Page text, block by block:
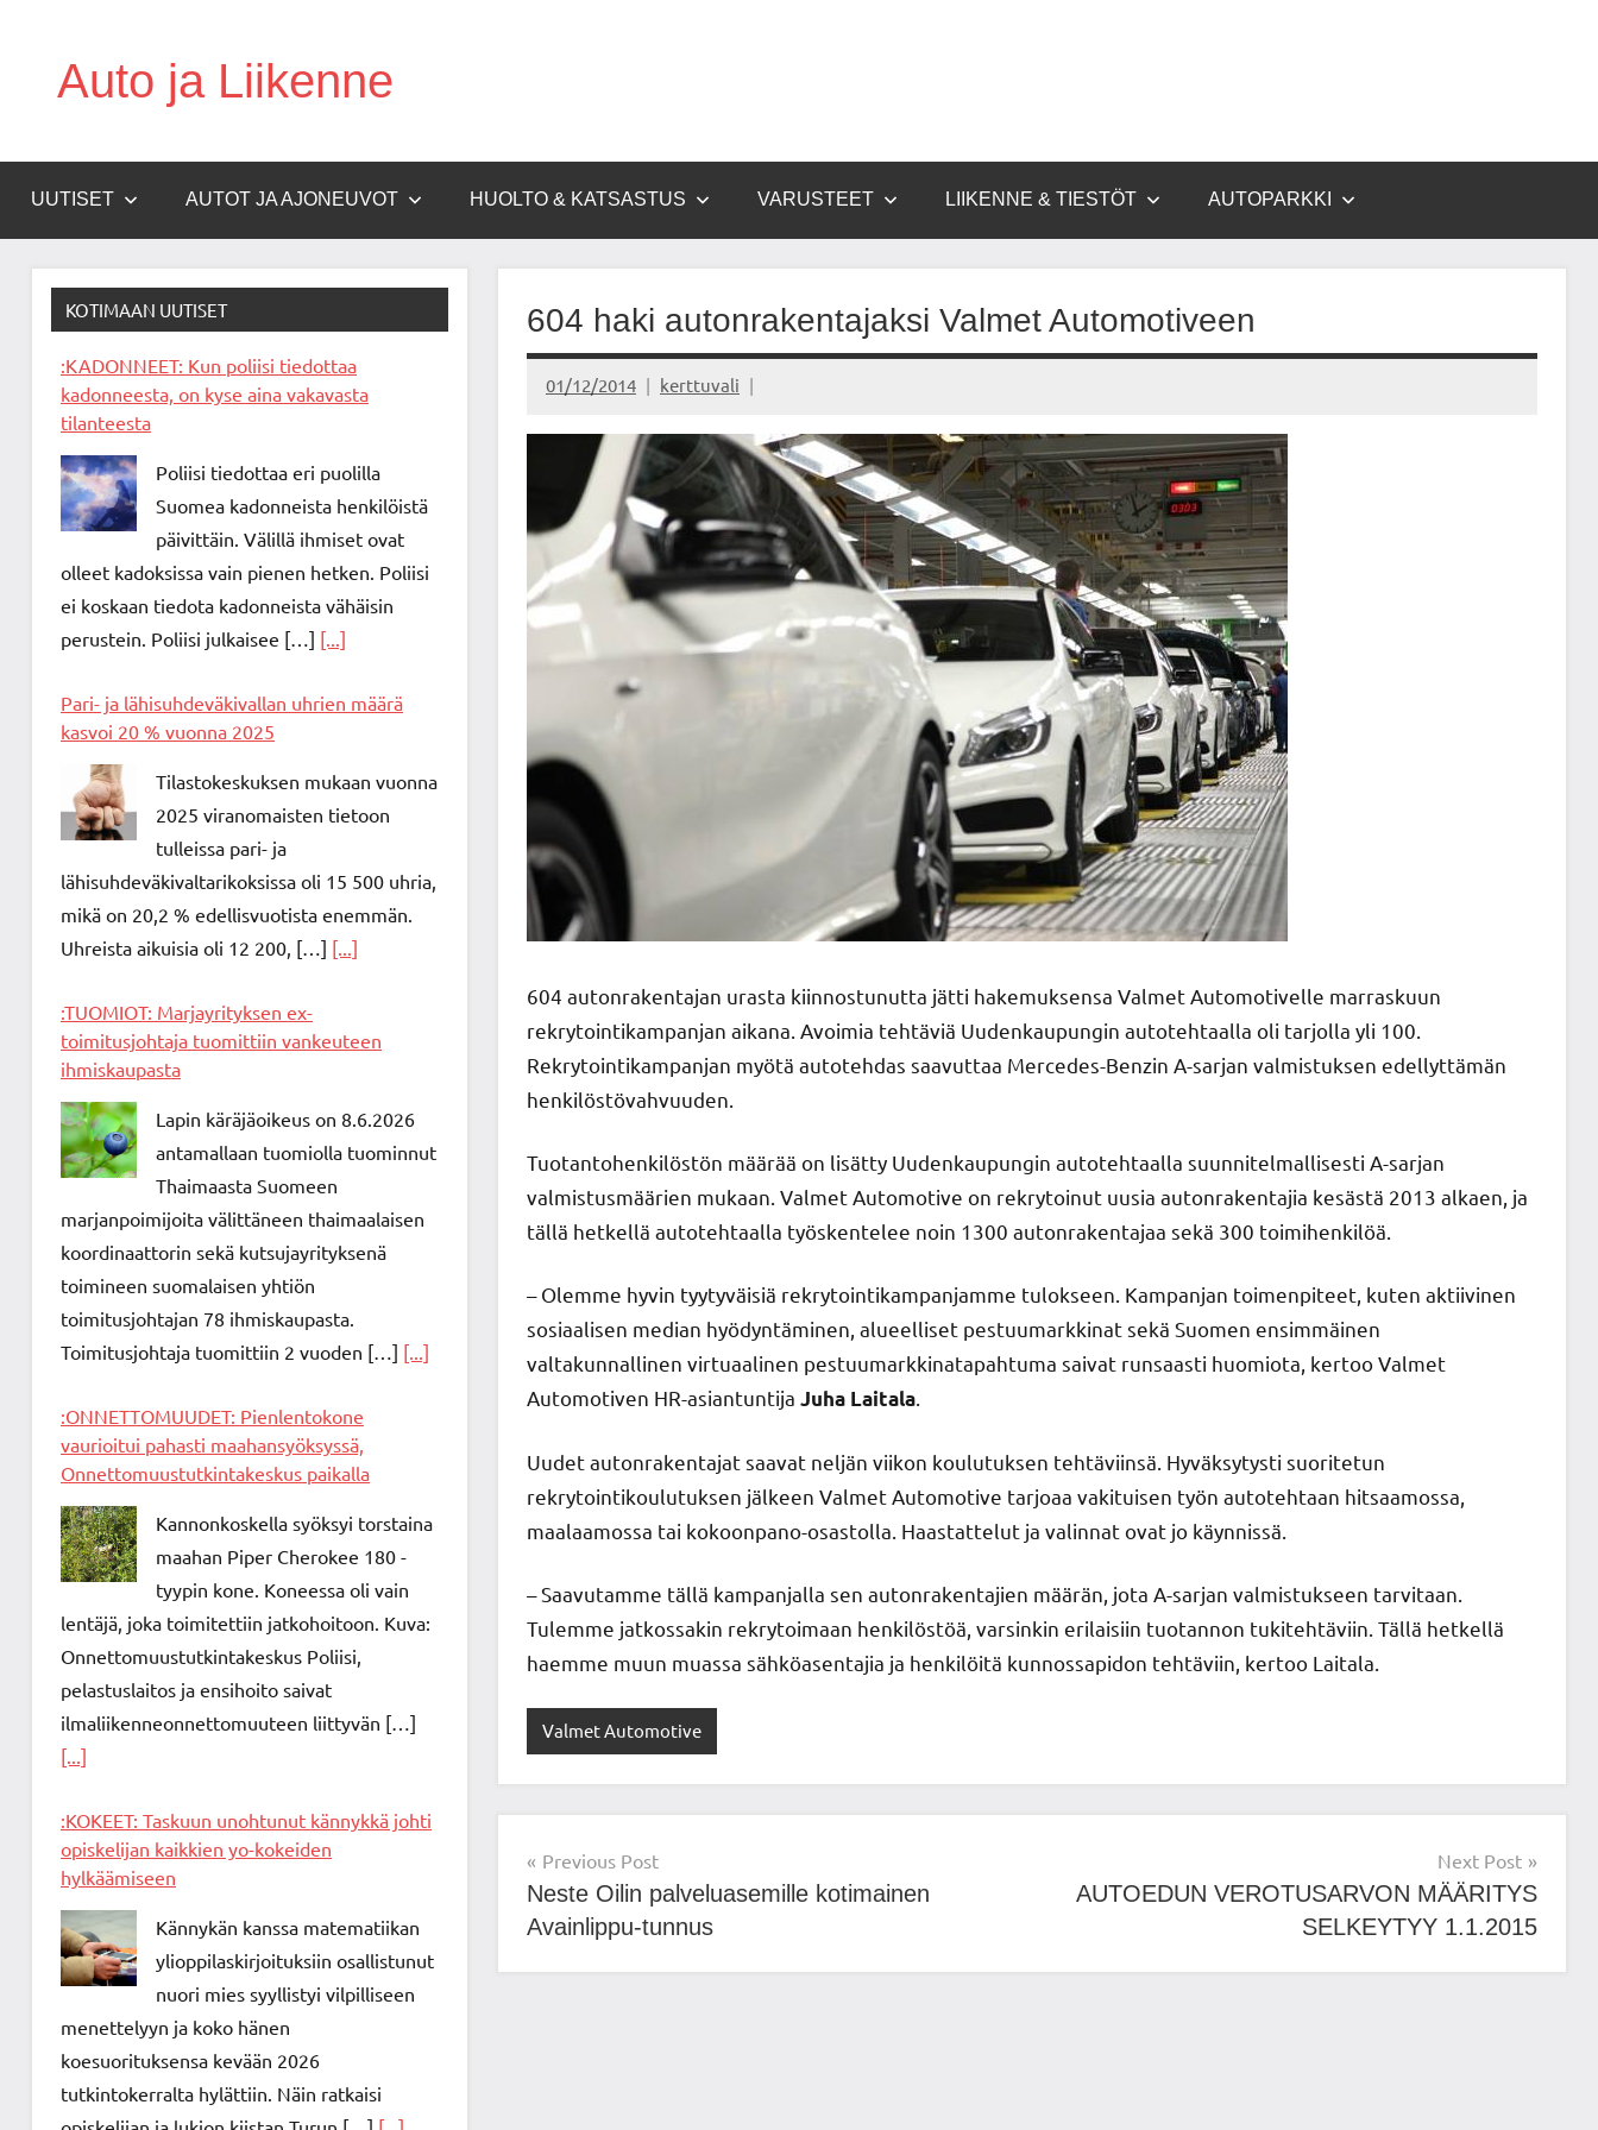
contentAuto ja Liikenne
UUTISET AUTOT JA AJONEUVOT HUOLTO & KATSASTUS VARUSTEET LIIKENNE & TIESTÖT AUTOPARKKI
604 haki autonrakentajaksi Valmet Automotiveen
01/12/2014 kerttuvali
604 autonrakentajan urasta kiinnostunutta jätti hakemuksensa Valmet Automotivelle marraskuun
rekrytointikampanjan aikana. Avoimia tehtäviä Uudenkaupungin autotehtaalla oli tarjolla yli 100.
Rekrytointikampanjan myötä autotehdas saavuttaa Mercedes-Benzin A-sarjan valmistuksen edellyttämän
henkilöstövahvuuden.
Tuotantohenkilöstön määrää on lisätty Uudenkaupungin autotehtaalla suunnitelmallisesti A-sarjan
valmistusmäärien mukaan. Valmet Automotive on rekrytoinut uusia autonrakentajia kesästä 2013 alkaen, ja
tällä hetkellä autotehtaalla työskentelee noin 1300 autonrakentajaa sekä 300 toimihenkilöä.
– Olemme hyvin tyytyväisiä rekrytointikampanjamme tulokseen. Kampanjan toimenpiteet, kuten aktiivinen
sosiaalisen median hyödyntäminen, alueelliset pestuumarkkinat sekä Suomen ensimmäinen
valtakunnallinen virtuaalinen pestuumarkkinatapahtuma saivat runsaasti huomiota, kertoo Valmet
Automotiven HR-asiantuntija Juha Laitala
Uudet autonrakentajat saavat neljän viikon koulutuksen tehtäviinsä. Hyväksytysti suoritetun
rekrytointikoulutuksen jälkeen Valmet Automotive tarjoaa vakituisen työn autotehtaan hitsaamossa,
maalaamossa tai kokoonpano-osastolla. Haastattelut ja valinnat ovat jo käynnissä.
– Saavutamme tällä kampanjalla sen autonrakentajien määrän, jota A-sarjan valmistukseen tarvitaan.
Tulemme jatkossakin rekrytoimaan henkilöstöä, varsinkin erilaisiin tuotannon tukitehtäviin. Tällä hetkellä
haemme muun muassa sähköasentajia ja henkilöitä kunnossapidon tehtäviin, kertoo Laitala.
Valmet Automotive
Post
navigation
Previous Post
Neste Oilin palveluasemille kotimainen
Avainlippu-tunnus
Next Post
AUTOEDUN VEROTUSARVON MÄÄRITYS
SELKEYTYY 1.1.2015
KOTIMAAN UUTISET
:KADONNEET: Kun poliisi tiedottaa
kadonneesta, on kyse aina vakavasta
tilanteesta
Poliisi tiedottaa eri puolilla
Suomea kadonneista henkilöistä
päivittäin. Välillä ihmiset ovat
olleet kadoksissa vain pienen hetken. Poliisi
ei koskaan tiedota kadonneista vähäisin
perustein. Poliisi julkaisee […] [...]
Pari- ja lähisuhdeväkivallan uhrien määrä
kasvoi 20 % vuonna 2025
Tilastokeskuksen mukaan vuonna
2025 viranomaisten tietoon
tulleissa pari- ja
lähisuhdeväkivaltarikoksissa oli 15 500 uhria,
mikä on 20,2 % edellisvuotista enemmän.
Uhreista aikuisia oli 12 200, […] [...]
:TUOMIOT: Marjayrityksen ex-
toimitusjohtaja tuomittiin vankeuteen
ihmiskaupasta
Lapin käräjäoikeus on 8.6.2026
antamallaan tuomiolla tuominnut
Thaimaasta Suomeen
marjanpoimijoita välittäneen thaimaalaisen
koordinaattorin sekä kutsujayrityksenä
toimineen suomalaisen yhtiön
toimitusjohtajan 78 ihmiskaupasta.
Toimitusjohtaja tuomittiin 2 vuoden […] [...]
:ONNETTOMUUDET: Pienlentokone
vaurioitui pahasti maahansyöksyssä,
Onnettomuustutkintakeskus paikalla
Kannonkoskella syöksyi torstaina
maahan Piper Cherokee 180 -
tyypin kone. Koneessa oli vain
lentäjä, joka toimitettiin jatkohoitoon. Kuva:
Onnettomuustutkintakeskus Poliisi,
pelastuslaitos ja ensihoito saivat
ilmaliikenneonnettomuuteen liittyvän […]
[...]
:KOKEET: Taskuun unohtunut kännykkä johti
opiskelijan kaikkien yo-kokeiden
hylkäämiseen
Kännykän kanssa matematiikan
ylioppilaskirjoituksiin osallistunut
nuori mies syyllistyi vilpilliseen
menettelyyn ja koko hänen
koesuorituksensa kevään 2026
tutkintokerralta hylättiin. Näin ratkaisi